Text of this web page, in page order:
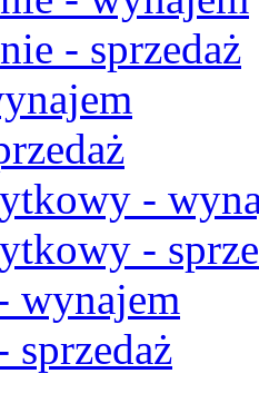
- sprzedaż
-
-
wynajem
sprzedaż